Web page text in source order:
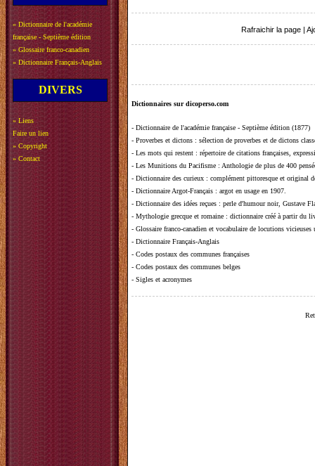
» Dictionnaire de l'académie
française - Septième édition
» Glossaire franco-canadien
» Dictionnaire Français-Anglais
DIVERS
» Liens
Faire un lien
» Copyright
» Contact
Rafraichir la page
Dictionnaires sur dicoperso.com
- Dictionnaire de l'académie française - Septième édition (1877)
- Proverbes et dictons : sélection de proverbes et de dictons
- Les mots qui restent : répertoire de citations françaises,
- Les Munitions du Pacifisme : Anthologie de plus de 400
- Dictionnaire des curieux : complément pittoresque et original
- Dictionnaire Argot-Français : argot en usage en 1907.
- Dictionnaire des idées reçues : perle d'humour noir, Gustave
- Mythologie grecque et romaine : dictionnaire créé à partir du
- Glossaire franco-canadien et vocabulaire de locutions vicieuses
- Dictionnaire Français-Anglais
- Codes postaux des communes françaises
- Codes postaux des communes belges
- Sigles et acronymes